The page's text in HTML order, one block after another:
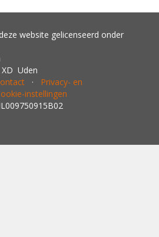
website gelicenseerd onder
Uden
· Privacy- en
instellingen